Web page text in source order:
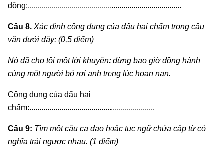
động:.............................................................................
Câu 8. Xác định công dụng của dấu hai chấm trong câu
văn dưới đây: (0,5 điểm)
Nó đã cho tôi một lời khuyên: đừng bao giờ đồng hành
cùng một người bỏ rơi anh trong lúc hoạn nạn.
Công dụng của dấu hai
chấm:...............................................................
Câu 9: Tìm một câu ca dao hoặc tục ngữ chứa cặp từ có
nghĩa trái ngược nhau. (1 điểm)